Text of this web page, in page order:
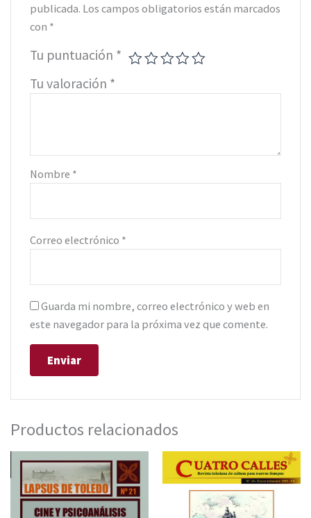
publicada. Los campos obligatorios están marcados
con *
Tu puntuación *
Tu valoración *
Nombre *
Correo electrónico *
Guarda mi nombre, correo electrónico y web en
este navegador para la próxima vez que comente.
Productos relacionados